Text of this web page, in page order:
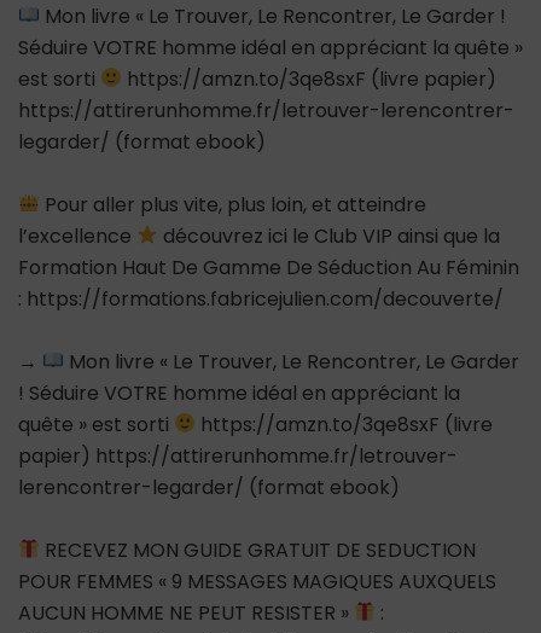
Mon livre « Le Trouver, Le Rencontrer, Le Garder !
Séduire VOTRE homme idéal en appréciant la quête »
est sorti
https://amzn.to/3qe8sxF (livre papier)
https://attirerunhomme.fr/letrouver-lerencontrer-
legarder/ (format ebook)
Pour aller plus vite, plus loin, et atteindre
l’excellence
découvrez ici le Club VIP ainsi que la
Formation Haut De Gamme De Séduction Au Féminin
: https://formations.fabricejulien.com/decouverte/
→
Mon livre « Le Trouver, Le Rencontrer, Le Garder
! Séduire VOTRE homme idéal en appréciant la
quête » est sorti
https://amzn.to/3qe8sxF (livre
papier) https://attirerunhomme.fr/letrouver-
lerencontrer-legarder/ (format ebook)
RECEVEZ MON GUIDE GRATUIT DE SEDUCTION
POUR FEMMES « 9 MESSAGES MAGIQUES AUXQUELS
AUCUN HOMME NE PEUT RESISTER »
: